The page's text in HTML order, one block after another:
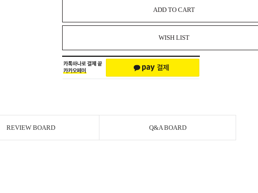
ADD TO CART
WISH LIST
REVIEW BOARD Q&A BOARD